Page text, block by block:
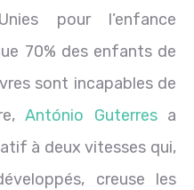
pour l’enfance
70% des enfants de
sont incapables de
António Guterresa
à deux vitesses qui,
creuse les